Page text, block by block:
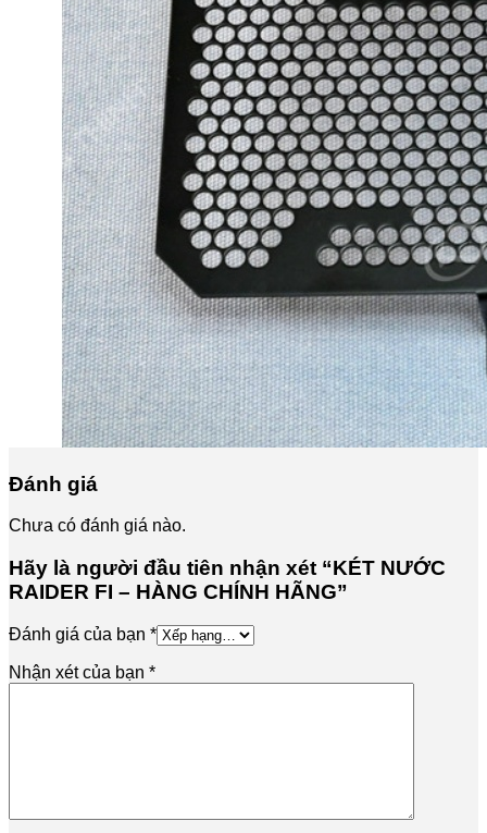
Đánh giá
Chưa có đánh giá nào.
Hãy là người đầu tiên nhận xét “KÉT NƯỚC
RAIDER FI – HÀNG CHÍNH HÃNG”
Đánh giá của bạn *
Nhận xét của bạn *